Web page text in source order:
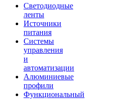
Светодиодные
ленты
Источники
питания
Системы
управления
и
автоматизации
Алюминиевые
профили
Функциональный